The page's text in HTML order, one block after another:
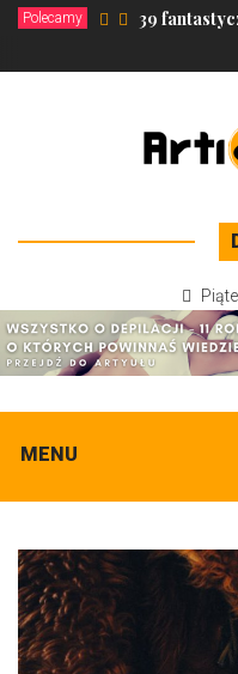
Polecamy 39
MENU